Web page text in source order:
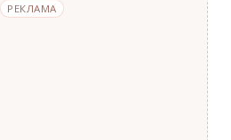
РЕКЛАМА